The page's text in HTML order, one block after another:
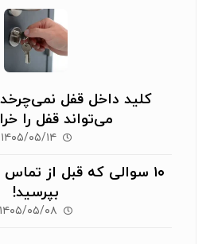
کلید داخل قفل
می‌تواند قفل را
۱۴۰۵/۰۵/۱۴
۱۰ سوالی که قبل از تماس
بپرسید!
۱۴۰۵/۰۵/۰۸